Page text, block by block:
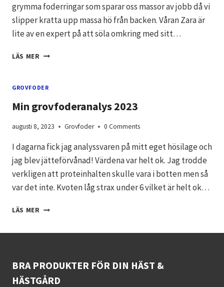
grymma foderringar som sparar oss massor av jobb då vi
slipper kratta upp massa hö från backen. Våran Zara är
lite av en expert på att söla omkring med sitt…
LÄS MER ÄLSKAR
MED
GROVFODER
Min grovfoderanalys 2023
augusti 8, 2023 Grovfoder 0 Comments
I dagarna fick jag analyssvaren på mitt eget hösilage och
jag blev jätteförvånad! Värdena var helt ok. Jag trodde
verkligen att proteinhalten skulle vara i botten men så
var det inte. Kvoten låg strax under 6 vilket är helt ok…
LÄS MER MIN
BRA PRODUKTER FÖR DIN HÄST &
HÄSTGÅRD